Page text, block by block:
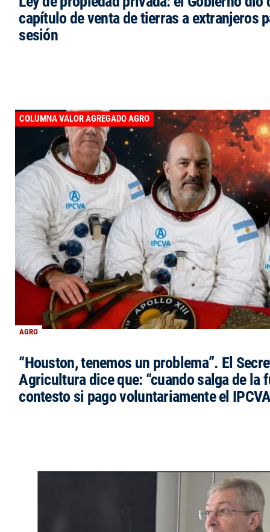
capítulo de venta de tierras a extranjeros
sesión
AGRO
COLUMNA VALOR AGREGADO AGRO
“Houston, tenemos un problema”. El
Agricultura dice que: “cuando salga de la
contesto si pago voluntariamente el